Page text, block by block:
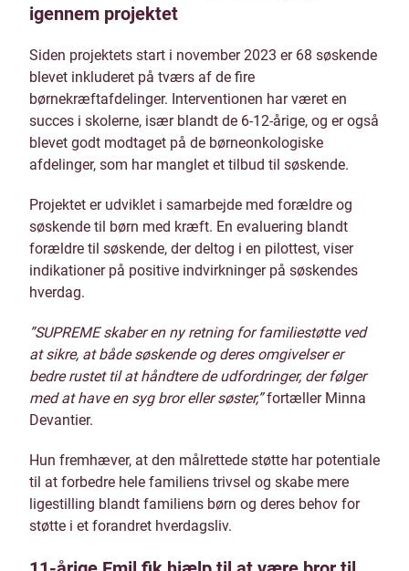
igennem projektet
Siden projektets start i november 2023 er 68 søskende
blevet inkluderet på tværs af de fire
børnekræftafdelinger. Interventionen har været en
succes i skolerne, især blandt de 6-12-årige, og er også
blevet godt modtaget på de børneonkologiske
afdelinger, som har manglet et tilbud til søskende.
Projektet er udviklet i samarbejde med forældre og
søskende til børn med kræft. En evaluering blandt
forældre til søskende, der deltog i en pilottest, viser
indikationer på positive indvirkninger på søskendes
hverdag.
”SUPREME skaber en ny retning for familiestøtte ved
at sikre, at både søskende og deres omgivelser er
bedre rustet til at håndtere de udfordringer, der følger
med at have en syg bror eller søster,”fortæller Minna
Devantier.
Hun fremhæver, at den målrettede støtte har potentiale
til at forbedre hele familiens trivsel og skabe mere
ligestilling blandt familiens børn og deres behov for
støtte i et forandret hverdagsliv.